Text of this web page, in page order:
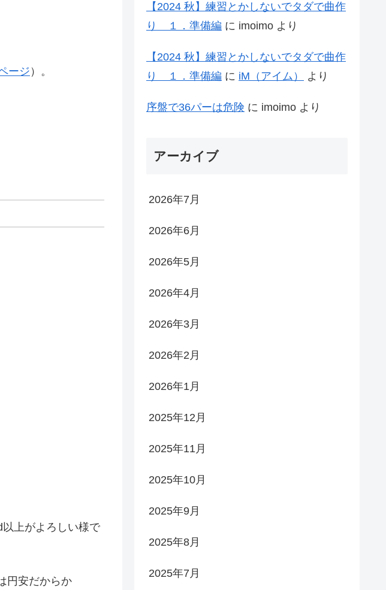
ージ ）。
上がよろしい様で
円安だからか
【2024 秋】練習とかしないでタダで曲作
り １．準備編 に imoimo より
【2024 秋】練習とかしないでタダで曲作
り １．準備編 に iM（アイム） より
序盤で36パーは危険 に imoimo より
アーカイブ
2026年7月
2026年6月
2026年5月
2026年4月
2026年3月
2026年2月
2026年1月
2025年12月
2025年11月
2025年10月
2025年9月
2025年8月
2025年7月